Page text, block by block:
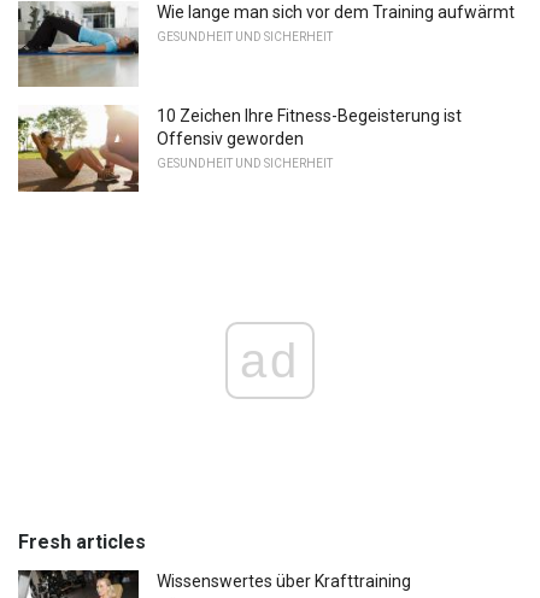
Wie lange man sich vor dem Training aufwärmt
GESUNDHEIT UND SICHERHEIT
10 Zeichen Ihre Fitness-Begeisterung ist
Offensiv geworden
GESUNDHEIT UND SICHERHEIT
ad
Fresh articles
Wissenswertes über Krafttraining